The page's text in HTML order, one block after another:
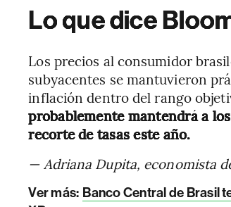
Lo que dice
Los precios al consumidor
subyacentes se mantuvieron
inflación dentro del rango
probablemente mantendrá a
recorte de tasas este año.
— Adriana Dupita, economista
Ver más: Banco Central de Brasil